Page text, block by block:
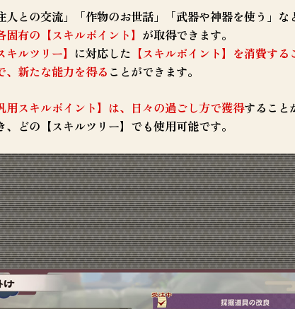
人との交流」「作物のお世話」「武器や神器を使う」な
固有の【スキルポイント】 が取得できます。
キルツリー】 に対応した 【スキルポイント】を消費する
、新たな能力を得る ことができます。
用スキルポイント】は、日々の過ごし方で獲得すること
、どの【スキルツリー】でも使用可能です。